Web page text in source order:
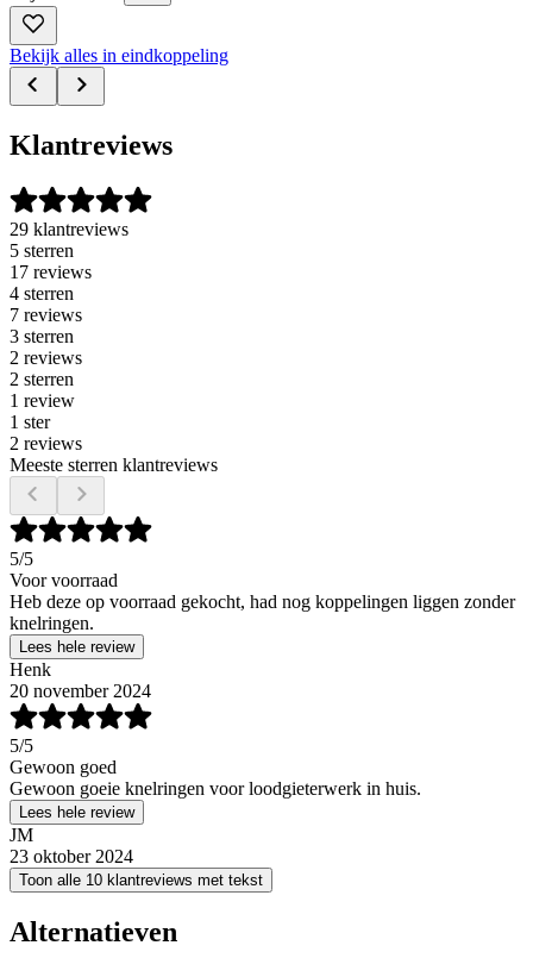
Bekijk alles in eindkoppeling
Klantreviews
29 klantreviews
5 sterren
17 reviews
4 sterren
7 reviews
3 sterren
2 reviews
2 sterren
1 review
1 ster
2 reviews
Meeste sterren klantreviews
5/5
Voor voorraad
Heb deze op voorraad gekocht, had nog koppelingen liggen zonder
knelringen.
Lees hele review
Henk
20 november 2024
5/5
Gewoon goed
Gewoon goeie knelringen voor loodgieterwerk in huis.
Lees hele review
JM
23 oktober 2024
Toon alle 10 klantreviews met tekst
Alternatieven